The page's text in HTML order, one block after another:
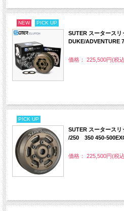
NEW PICK UP
SUTER スータース
DUKE/ADVENTURE
価格： 225,500円(税
PICK UP
SUTER スータース
/250 350 450-
価格： 225,500円(税